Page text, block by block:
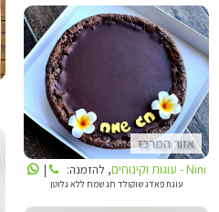
אזור המרכז
NINI - עוגות וקינוחים
Nini - עוגות וקינוחים , להזמנה: |
עוגת פאדג שוקולד חג שמח ללא גלוטן